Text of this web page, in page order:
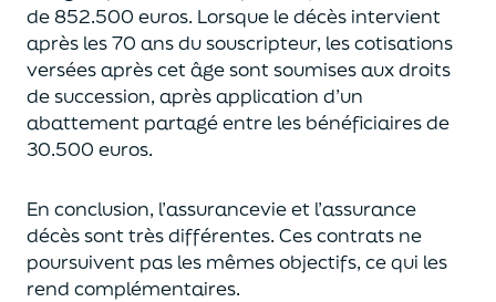
de852.500 euros. Lorsque le décès intervient
après les 70 ans du souscripteur, les cotisations
versées après cet âge sont soumises aux droits
de succession, après application d’un
abattement partagé entre les bénéficiaires de
30.500 euros.
En conclusion, l’assurancevie et l’assurance
décès sont très différentes. Ces contrats ne
poursuivent pas les mêmes objectifs, ce qui les
rend complémentaires.